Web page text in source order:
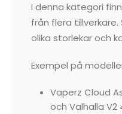
I denna kategori
från flera
olika storlekar och
Exempel på
Vaperz Cloud
och Valhalla V2